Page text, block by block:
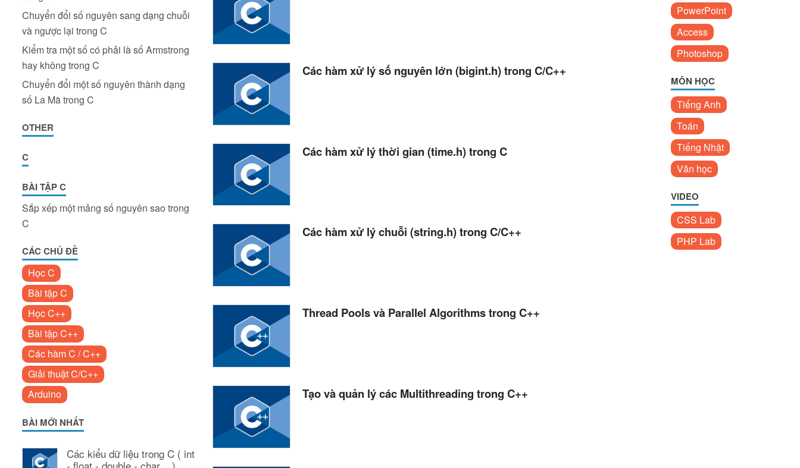
Chuyển đổi số nguyên sang dạng chuỗi
và ngược lại trong C
Kiểm tra một số có phải là số Armstrong
hay không trong C
Chuyển đổi một số nguyên thành dạng
số La Mã trong C
OTHER
C
BÀI TẬP C
Sắp xếp một mảng số nguyên sao trong
C
CÁC CHỦ ĐỀ
Học C
Bài tập C
Học C++
Bài tập C++
Các hàm C / C++
Giải thuật C/C++
Arduino
BÀI MỚI NHẤT
Các kiểu dữ liệu trong C ( int
Các hàm xử lý số nguyên lớn (bigint.h) trong C/C++
Các hàm xử lý thời gian (time.h) trong C
Các hàm xử lý chuỗi (string.h) trong C/C++
Thread Pools và Parallel Algorithms trong C++
Tạo và quản lý các Multithreading trong C++
PowerPoint
Access
Photoshop
MÔN HỌC
Tiếng Anh
Toán
Tiếng Nhật
Văn học
VIDEO
CSS Lab
PHP Lab